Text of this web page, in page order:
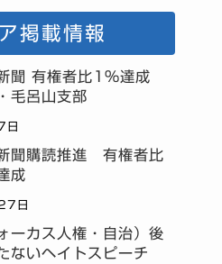
掲載情報
聞 有権者比1%達成
毛呂山支部
日
聞購読推進 有権者比
成
日
ーカス人権・自治）後
ないヘイトスピーチ